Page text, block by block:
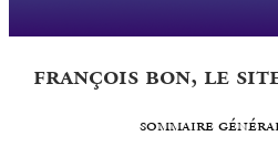
françois bon, le
sommaire